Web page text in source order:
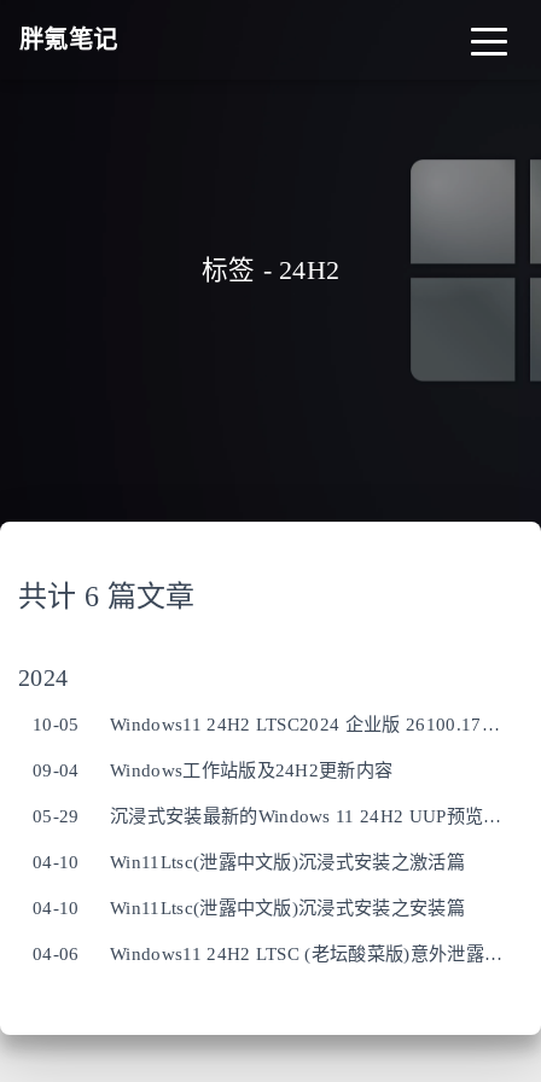
胖氪笔记
关于 导航
标签 - 24H2
共计 6 篇文章
2024
10-05 Windows11 24H2 LTSC2024 企业版 26100.1742 正式版
09-04 Windows工作站版及24H2更新内容
05-29 沉浸式安装最新的Windows 11 24H2 UUP预览版操作系统
04-10 Win11Ltsc(泄露中文版)沉浸式安装之激活篇
04-10 Win11Ltsc(泄露中文版)沉浸式安装之安装篇
04-06 Windows11 24H2 LTSC (老坛酸菜版)意外泄露，附下载地址